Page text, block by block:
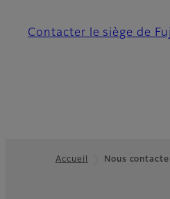
Contacter le siège de
Accueil Nous